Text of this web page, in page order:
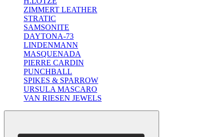
ZIMMERT LEATHER
STRATIC
SAMSONITE
DAYTONA-73
LINDENMANN
MASQUENADA
PIERRE CARDIN
PUNCHBALL
SPIKES & SPARROW
URSULA MASCARO
VAN RIESEN JEWELS